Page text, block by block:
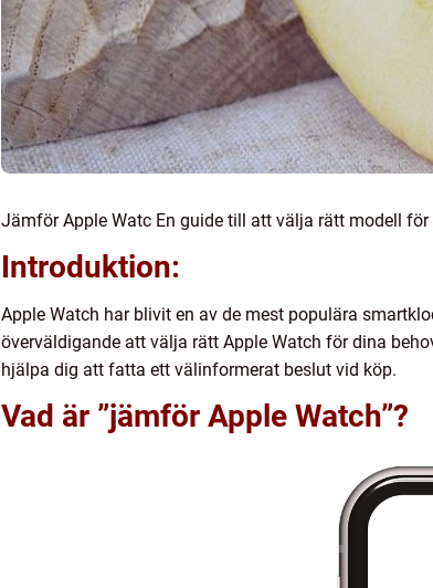
Jämför Apple Watc En guide till att välja rätt modell för
Introduktion:
Apple Watch har blivit en av de mest populära
överväldigande att välja rätt Apple Watch för dina
hjälpa dig att fatta ett välinformerat beslut vid köp.
Vad är ”jämför Apple Watch”?